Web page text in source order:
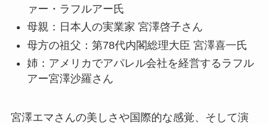
ァー・ラフルアー氏
母親：日本人の実業家 宮澤啓子さん
母方の祖父：第78代内閣総理大臣 宮澤喜一氏
姉：アメリカでアパレル会社を経営するラフル
アー宮澤沙羅さん
宮澤エマさんの美しさや国際的な感覚、そして演